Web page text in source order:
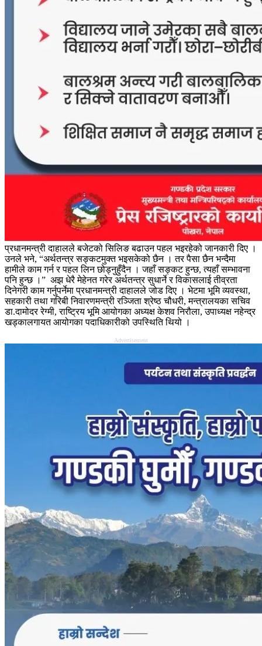
प्रधानमन्त्री दाहालले बजेटको सिलिङ बढाउन पहल भइरहेको जानकारी दिए ।
उनले भने, “अर्थतन्त्र सङ्कटमुक्त भइसकेको छैन । तर पैसा छैन भन्दैमा
हामीले काम गर्न र पहल लिन छोड्नुहुँदैन । जहाँ सङ्कट हुन्छ, त्यहाँ सम्भावना
पनि हुन्छ ।” अझ धेरै मेहेनत गरेर अर्थतन्त्र सुधार्ने र विकासलाई तीव्रता
दिनेगरी काम गर्नुपर्नेमा प्रधानमन्त्री दाहालले जोड दिए । भेटमा भूमि व्यवस्था,
सहकारी तथा गरिबी निवारणमन्त्री रञ्जिता श्रेष्ठ चौधरी, मन्त्रालयका सचिव
डा.दामोदर रेग्मी, राष्ट्रिय भूमि आयोगका अध्यक्ष केशव निरौला, उपाध्यक्ष नहेन्द्र
खड्कालगायत आयोगका पदाधिकारीको उपस्थिति थियो ।
Advertisement